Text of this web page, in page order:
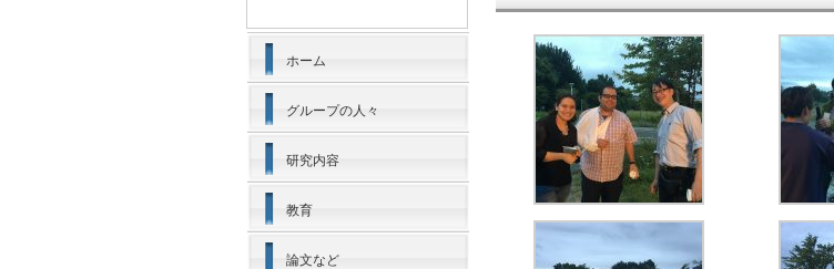
ホーム
グループの人々
研究内容
教育
論文など